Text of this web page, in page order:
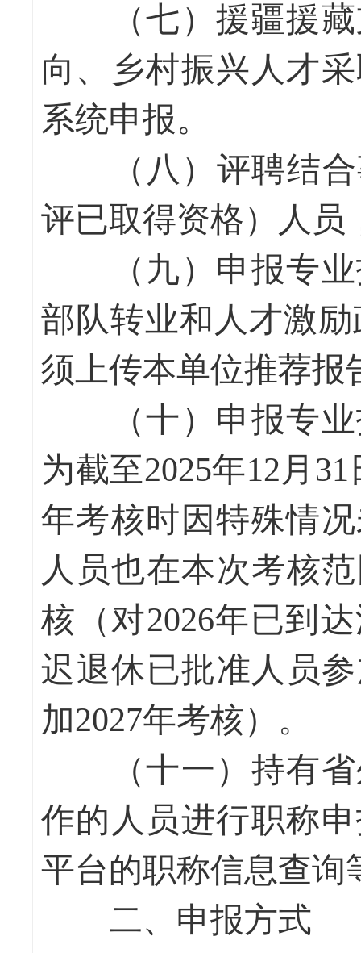
（七）援疆援藏
向、乡村振兴人才
系统申报。
（八）评聘结合
评已取得资格）人员
（九）申报专业
部队转业和人才激
须上传本单位推荐报
（十）申报专业
为截至2025年12月
年考核时因特殊情
人员也在本次考核
核（对2026年已到
迟退休已批准人员
加2027年考核）。
（十一）持有省
作的人员进行职称
平台的职称信息查询
二、申报方式